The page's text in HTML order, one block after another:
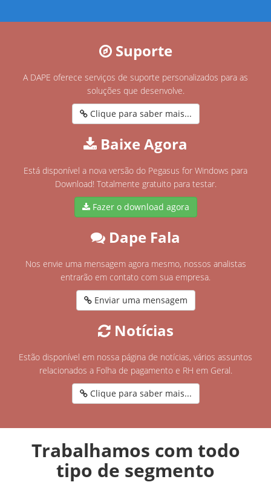
Suporte
A DAPE oferece serviços de suporte personalizados para as
soluções que desenvolve.
Clique para saber mais...
Baixe Agora
Está disponível a nova versão do Pegasus for Windows para
Download! Totalmente gratuito para testar.
Fazer o download agora
Dape Fala
Nos envie uma mensagem agora mesmo, nossos analistas
entrarão em contato com sua empresa.
Enviar uma mensagem
Notícias
Estão disponível em nossa página de notícias, vários assuntos
relacionados a Folha de pagamento e RH em Geral.
Clique para saber mais...
Trabalhamos com todo
tipo de segmento